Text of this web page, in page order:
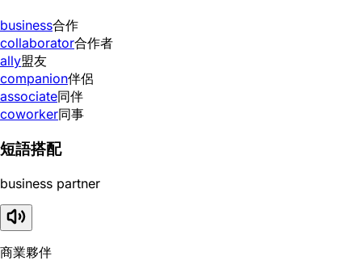
business合作
collaborator合作者
ally盟友
companion伴侶
associate同伴
coworker同事
短語搭配
business partner
商業夥伴